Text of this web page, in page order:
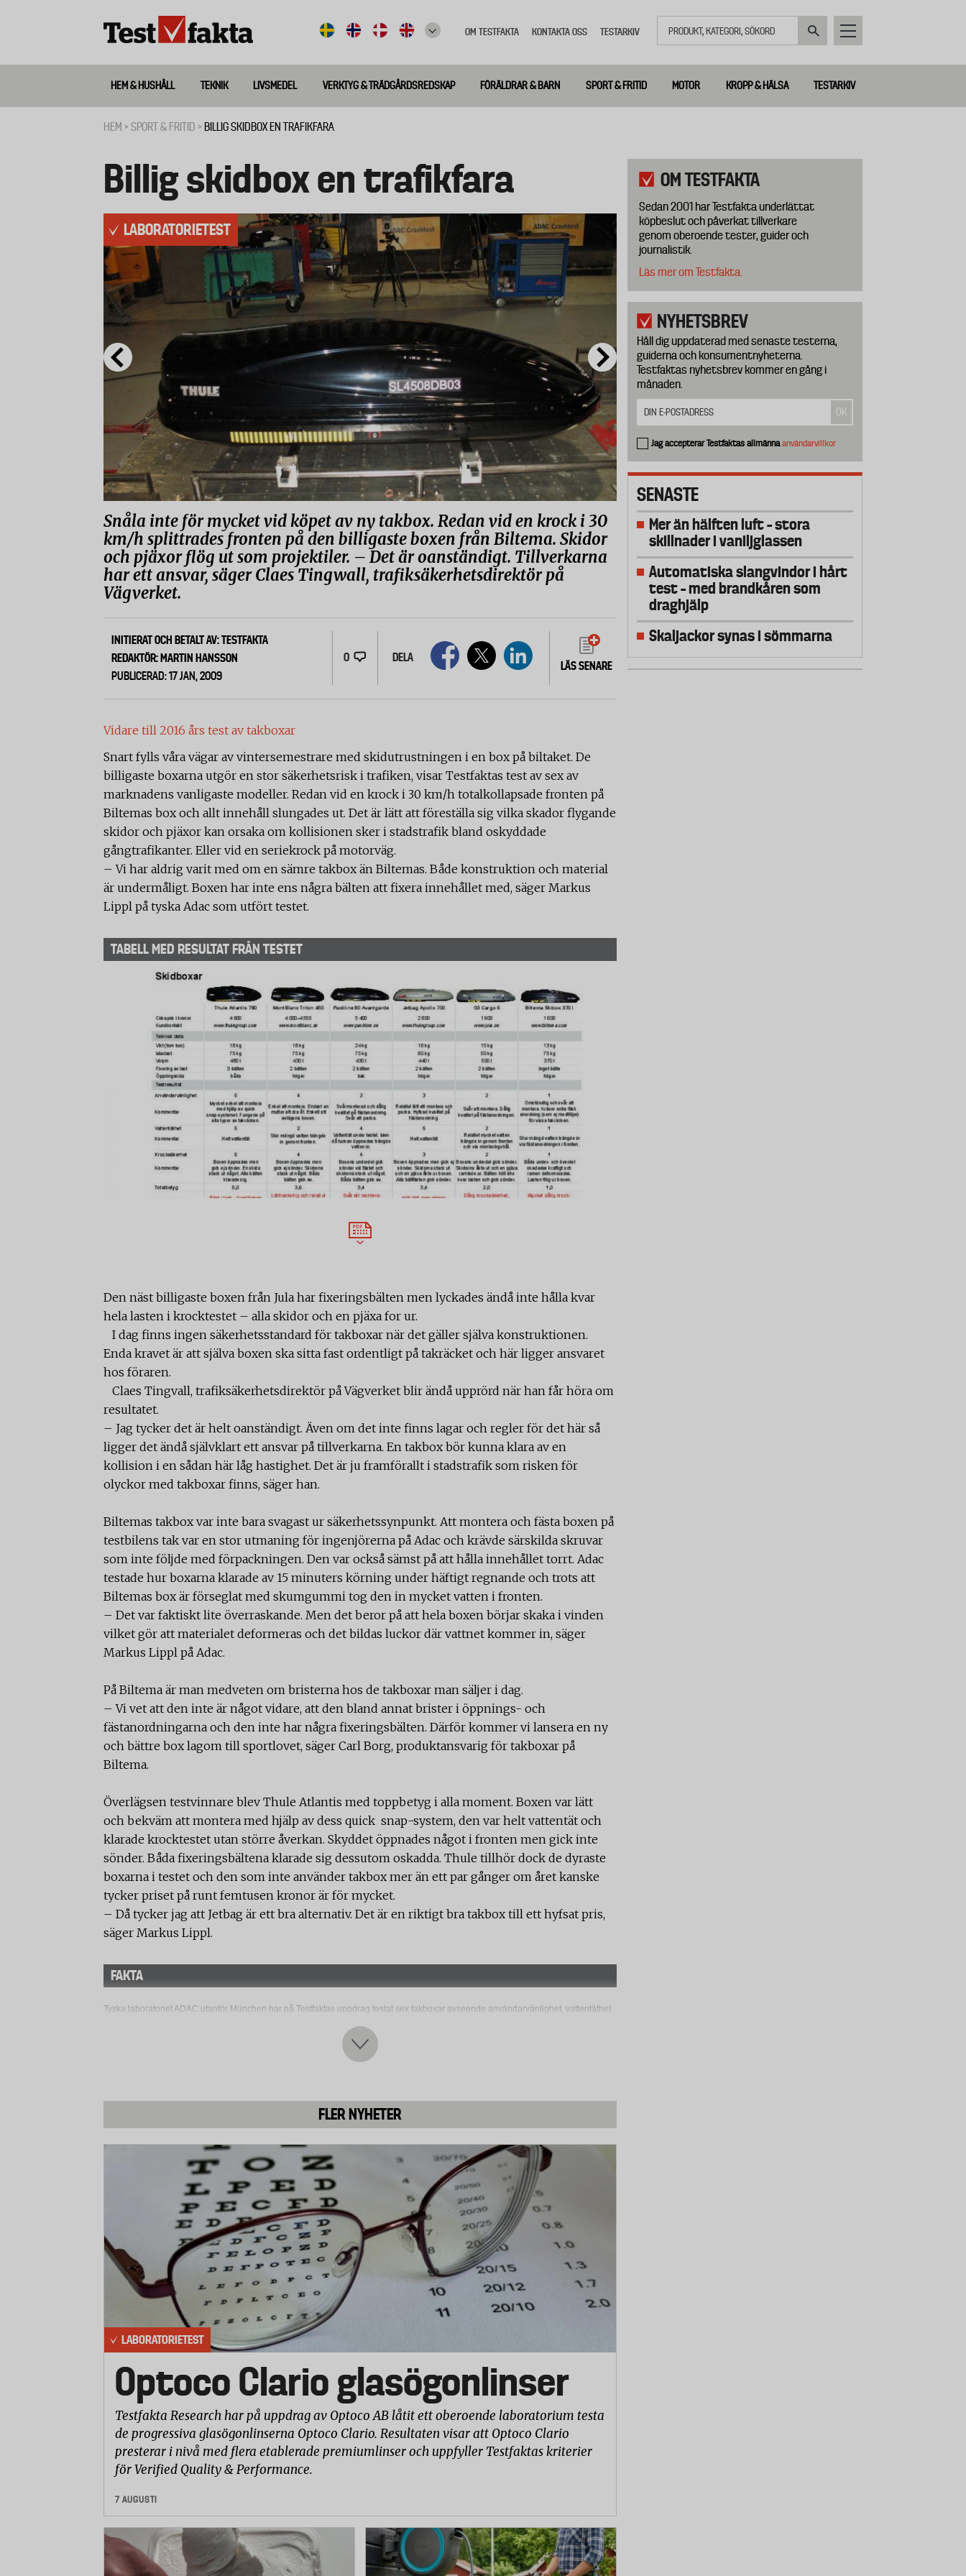
meny
OM TESTFAKTA KONTAKTA OSS TESTARKIV
Huvudmeny
ny
HEM & HUSHÅLL TEKNIK LIVSMEDEL VERKTYG & TRÄDGÅRDSREDSKAP FÖRÄLDRAR & BARN SPORT & FRITID MOTOR KROPP & HÄLSA TESTARKIV
HEM SPORT & FRITID BILLIG SKIDBOX EN TRAFIKFARA
Billig skidbox en trafikfara
LABORATORIETEST
Snåla inte för mycket vid köpet av ny takbox. Redan vid en krock i 30
km/h splittrades fronten på den billigaste boxen från Biltema. Skidor
och pjäxor flög ut som projektiler. – Det är oanständigt. Tillverkarna
har ett ansvar, säger Claes Tingwall, trafiksäkerhetsdirektör på
Vägverket.
INITIERAT OCH BETALT AV: TESTFAKTA
REDAKTÖR: MARTIN HANSSON
PUBLICERAD: 17 JAN, 2009
0 DELA
LÄS SENARE
Vidare till 2016 års test av takboxar
Snart fylls våra vägar av vintersemestrare med skidutrustningen i en box på biltaket. De
billigaste boxarna utgör en stor säkerhetsrisk i trafiken, visar Testfaktas test av sex av
marknadens vanligaste modeller. Redan vid en krock i 30 km/h totalkollapsade fronten på
Biltemas box och allt innehåll slungades ut. Det är lätt att föreställa sig vilka skador flygande
skidor och pjäxor kan orsaka om kollisionen sker i stadstrafik bland oskyddade
gångtrafikanter. Eller vid en seriekrock på motorväg.
– Vi har aldrig varit med om en sämre takbox än Biltemas. Både konstruktion och material
är undermåligt. Boxen har inte ens några bälten att fixera innehållet med, säger Markus
Lippl på tyska Adac som utfört testet.
TABELL MED RESULTAT FRÅN TESTET
Den näst billigaste boxen från Jula har fixeringsbälten men lyckades ändå inte hålla kvar
hela lasten i krocktestet – alla skidor och en pjäxa for ur.
I dag finns ingen säkerhetsstandard för takboxar när det gäller själva konstruktionen.
Enda kravet är att själva boxen ska sitta fast ordentligt på takräcket och här ligger ansvaret
hos föraren.
Claes Tingvall, trafiksäkerhetsdirektör på Vägverket blir ändå upprörd när han får höra om
resultatet.
– Jag tycker det är helt oanständigt. Även om det inte finns lagar och regler för det här så
ligger det ändå självklart ett ansvar på tillverkarna. En takbox bör kunna klara av en
kollision i en sådan här låg hastighet. Det är ju framförallt i stadstrafik som risken för
olyckor med takboxar finns, säger han.
Biltemas takbox var inte bara svagast ur säkerhetssynpunkt. Att montera och fästa boxen på
testbilens tak var en stor utmaning för ingenjörerna på Adac och krävde särskilda skruvar
som inte följde med förpackningen. Den var också sämst på att hålla innehållet torrt. Adac
testade hur boxarna klarade av 15 minuters körning under häftigt regnande och trots att
Biltemas box är förseglat med skumgummi tog den in mycket vatten i fronten.
– Det var faktiskt lite överraskande. Men det beror på att hela boxen börjar skaka i vinden
vilket gör att materialet deformeras och det bildas luckor där vattnet kommer in, säger
Markus Lippl på Adac.
På Biltema är man medveten om bristerna hos de takboxar man säljer i dag.
– Vi vet att den inte är något vidare, att den bland annat brister i öppnings- och
fästanordningarna och den inte har några fixeringsbälten. Därför kommer vi lansera en ny
och bättre box lagom till sportlovet, säger Carl Borg, produktansvarig för takboxar på
Biltema.
Överlägsen testvinnare blev Thule Atlantis med toppbetyg i alla moment. Boxen var lätt
och bekväm att montera med hjälp av dess quick snap-system, den var helt vattentät och
klarade krocktestet utan större åverkan. Skyddet öppnades något i fronten men gick inte
sönder. Båda fixeringsbältena klarade sig dessutom oskadda. Thule tillhör dock de dyraste
boxarna i testet och den som inte använder takbox mer än ett par gånger om året kanske
tycker priset på runt femtusen kronor är för mycket.
– Då tycker jag att Jetbag är ett bra alternativ. Det är en riktigt bra takbox till ett hyfsat pris,
säger Markus Lippl.
FAKTA
Tyska laboratoriet ADAC utanför München har på Testfaktas uppdrag testat sex takboxar avseende användarvänlighet, vattentäthet
I momentet användarvänlighet testades hur lätt eller svårt det är att montera boxen och fixera den på bilens tak.
För att ta reda på hur väl boxarna klarar att skydda lasten mot regn simulerades en 15 minuters körning med boxen under kraftigt
regn. Boxen fixerades på taket av en VW Golf IV och den undre delen av takboxen preparerades med torra blåpappershanddukar
som gör det möjligt att analysera den vattenmängd som tränger in i boxen. Boxen utsattes för ett konstant flöde av luft och vatten
från en fläkt motsvarande en fart på 80 km/h i kraftigt regnoväder.
Skidboxarna utsattes för en simulerad krock i stadsmiljö för att undersöka hur väl de håller kvar lasten vid en mindre krock (ca 30
km/h). Här monterades boxarna på en krocksläde med fixerade takskenor och reglerbara standardstänger. Varje box lastades med
den av leverantören angivna maxlasten. Där tillverkarinformation om maxlast saknades användes högsta tillåtna taklast för bilar
(100 kg) minus vikten av den tomma boxen och ett standardtakräcke. Lasten bestod av skidor och skidpjäxor. För att täcka upp till
maxlast placerades även säckar med sand i boxarna.
Betygsättning
Boxarna har fått ett betyg på en skala från 1 till 5 i varje testmoment där 1 är mycket dåligt och 5 mycket bra. Betygen från de olika
delmomenten har viktats samman till ett totalbetyg med följande vikt: krocksäkerhet 50 procent, användarvänlighet 30 procent och
vattentäthet 20 procent.
FLER NYHETER
LABORATORIETEST
Optoco Clario glasögonlinser
Testfakta Research har på uppdrag av Optoco AB låtit ett oberoende laboratorium testa
de progressiva glasögonlinserna Optoco Clario. Resultaten visar att Optoco Clario
presterar i nivå med flera etablerade premiumlinser och uppfyller Testfaktas kriterier
för Verified Quality & Performance.
7 AUGUSTI
OM TESTFAKTA
Sedan 2001 har Testfakta underlättat
köpbeslut och påverkat tillverkare
genom oberoende tester, guider och
journalistik.
Läs mer om Testfakta.
NYHETSBREV
Håll dig uppdaterad med senaste testerna,
guiderna och konsumentnyheterna.
Testfaktas nyhetsbrev kommer en gång i
månaden.
Jag accepterar Testfaktas allmännaanvändarvillkor
SENASTE
Mer än hälften luft – stora
skillnader i vaniljglassen
Automatiska slangvindor i hårt
test – med brandkåren som
draghjälp
Skaljackor synas i sömmarna